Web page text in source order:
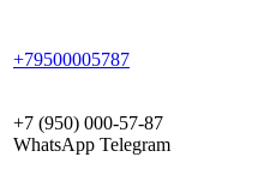
+79500005787
+7 (950) 000-57-87
WhatsApp Telegram